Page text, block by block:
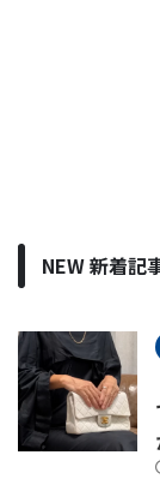
NEW 新着記